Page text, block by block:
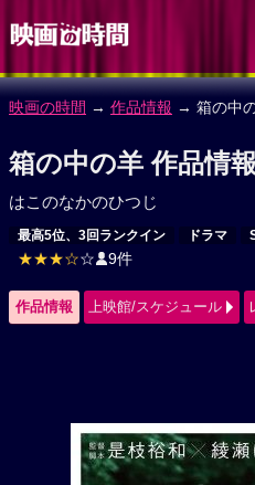
映画の時間 → 作品情報 → 箱の中
箱の中の羊 作品情報
はこのなかのひつじ
最高5位、3回ランクイン ドラマ
★★★☆☆ 9件
作品情報 上映館/スケジュール